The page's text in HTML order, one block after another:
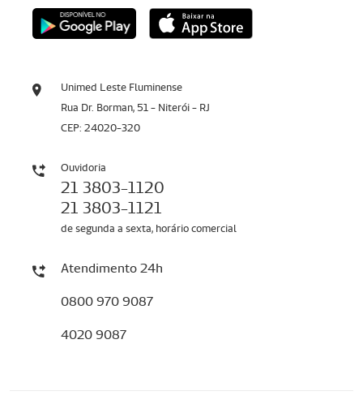
Unimed Leste Fluminense
Rua Dr. Borman, 51 - Niterói - RJ
CEP: 24020-320
Ouvidoria
21 3803-1120
21 3803-1121
de segunda a sexta, horário comercial
Atendimento 24h
0800 970 9087
4020 9087